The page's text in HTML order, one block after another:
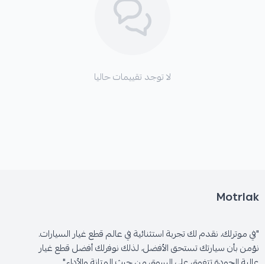
اهتزازات في دواسة الفرامل.
لا توجد تقييمات حاليا
Motrlak
"في موترلك، نقدم لك تجربة استثنائية في عالم قطع غيار السيارات.
نؤمن بأن سيارتك تستحق الأفضل، لذلك نوفرلك أفضل قطع غيار